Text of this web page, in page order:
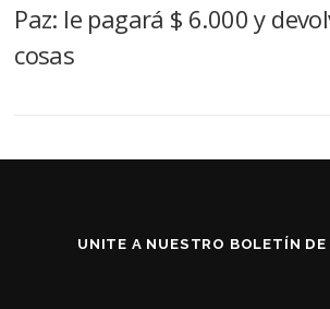
Paz: le pagará $ 6.000 y
cosas
UNITE A NUESTRO BOLETÍN